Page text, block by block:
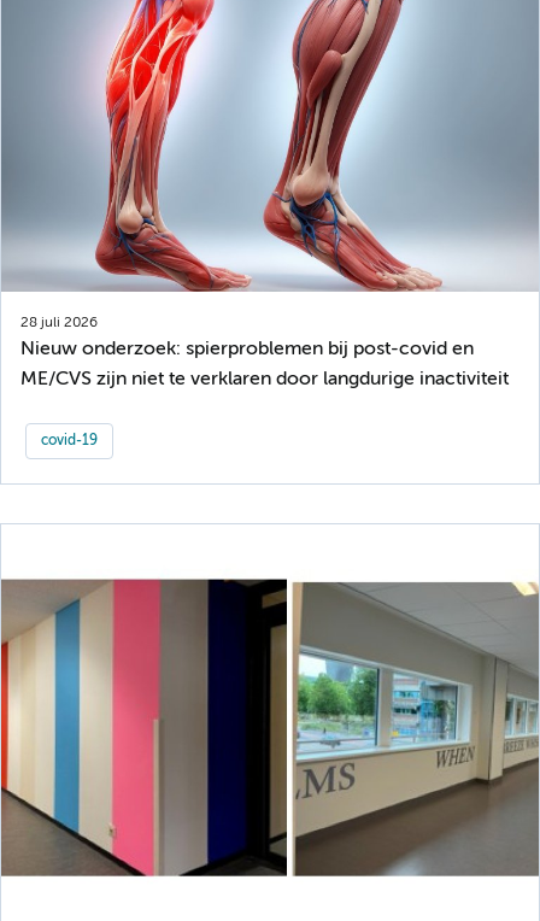
28 juli 2026
Nieuw onderzoek: spierproblemen bij post-covid en
ME/CVS zijn niet te verklaren door langdurige inactiviteit
covid-19